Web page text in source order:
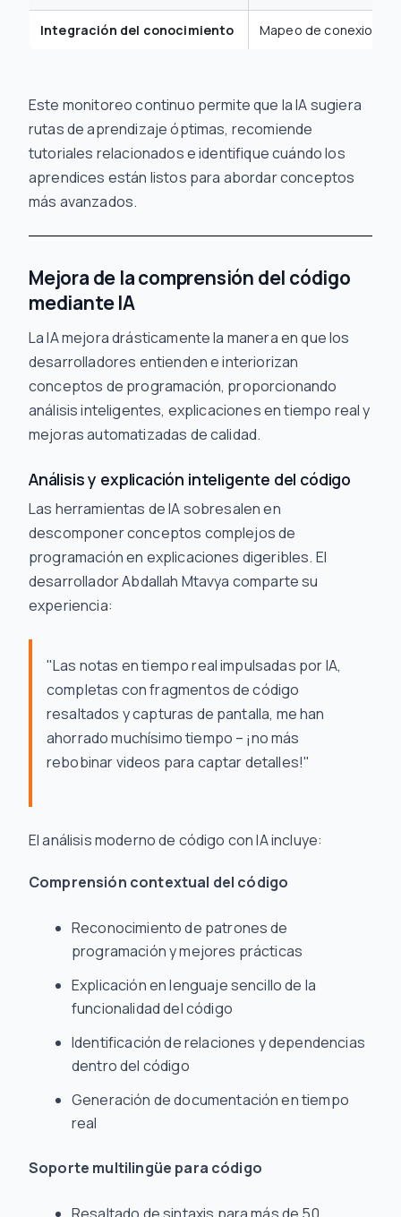
Integración del conocimiento Mapeo de
Este monitoreo continuo permite que la IA sugiera
rutas de aprendizaje óptimas, recomiende
tutoriales relacionados e identifique cuándo los
aprendices están listos para abordar conceptos
más avanzados.
Mejora de la comprensión del código
mediante IA
La IA mejora drásticamente la manera en que los
desarrolladores entienden e interiorizan
conceptos de programación, proporcionando
análisis inteligentes, explicaciones en tiempo real y
mejoras automatizadas de calidad.
Análisis y explicación inteligente del código
Las herramientas de IA sobresalen en
descomponer conceptos complejos de
programación en explicaciones digeribles. El
desarrollador Abdallah Mtavya comparte su
experiencia:
"Las notas en tiempo real impulsadas por IA,
completas con fragmentos de código
resaltados y capturas de pantalla, me han
ahorrado muchísimo tiempo – ¡no más
rebobinar videos para captar detalles!"
El análisis moderno de código con IA incluye:
Comprensión contextual del código
Reconocimiento de patrones de
programación y mejores prácticas
Explicación en lenguaje sencillo de la
funcionalidad del código
Identificación de relaciones y dependencias
dentro del código
Generación de documentación en tiempo
real
Soporte multilingüe para código
Resaltado de sintaxis para más de 50